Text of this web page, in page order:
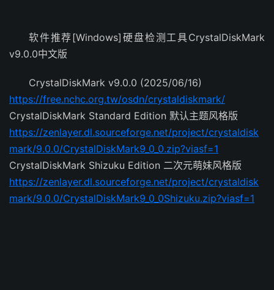
软件推荐[Windows]硬盘检测工具CrystalDiskMark
v9.0.0中文版
CrystalDiskMark v9.0.0 (2025/06/16)
https://free.nchc.org.tw/osdn/crystaldiskmark/
CrystalDiskMark Standard Edition 默认主题风格版
https://zenlayer.dl.sourceforge.net/project/crystaldisk
mark/9.0.0/CrystalDiskMark9_0_0.zip?viasf=1
CrystalDiskMark Shizuku Edition 二次元萌妹风格版
https://zenlayer.dl.sourceforge.net/project/crystaldisk
mark/9.0.0/CrystalDiskMark9_0_0Shizuku.zip?viasf=1